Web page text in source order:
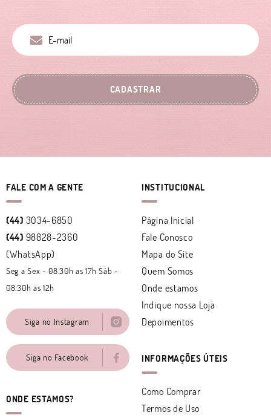
CADASTRAR
FALE COM A GENTE
(44) 3034-6850
(44) 98828-2360
(WhatsApp)
Seg a Sex - 08.30h as 17h Sáb -
08.30h as 12h
Siga no Instagram
Siga no Facebook
ONDE ESTAMOS?
INSTITUCIONAL
Página Inicial
Fale Conosco
Mapa do Site
Quem Somos
Onde estamos
Indique nossa Loja
Depoimentos
INFORMAÇÕES ÚTEIS
Como Comprar
Termos de Uso